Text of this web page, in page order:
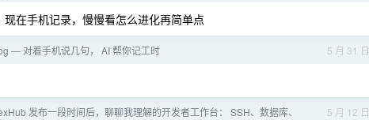
在手机记录，慢慢看怎么进化再简单点
5 月 31 日
— 对着手机说几句， AI 帮你记工时
5 月 12 日
发布一段时间后，聊聊我理解的开发者工作台： SSH、数据库、